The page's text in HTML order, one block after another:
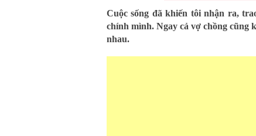
Cuộc sống đã khiến tôi nhận ra,
chính mình. Ngay cả vợ chồng cũng
nhau.